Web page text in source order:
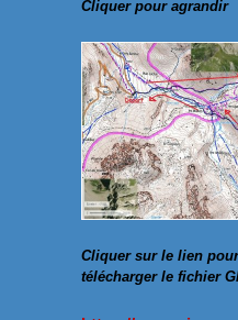
Cliquer pour agrandir
Cliquer sur le lien
télécharger le fichier